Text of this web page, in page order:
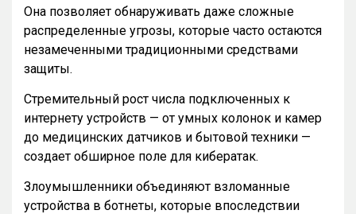
Она позволяет обнаруживать даже сложные
распределенные угрозы, которые часто остаются
незамеченными традиционными средствами
защиты.
Стремительный рост числа подключенных к
интернету устройств — от умных колонок и камер
до медицинских датчиков и бытовой техники —
создает обширное поле для кибератак.
Злоумышленники объединяют взломанные
устройства в ботнеты, которые впоследствии